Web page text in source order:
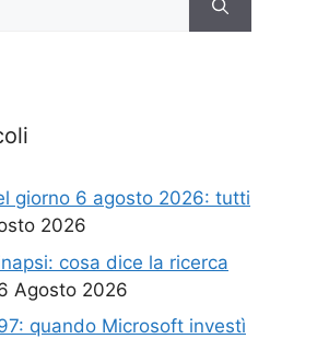
giorno 6 agosto 2026: tutti
2026
cosa dice la ricerca
Agosto 2026
quando Microsoft investì